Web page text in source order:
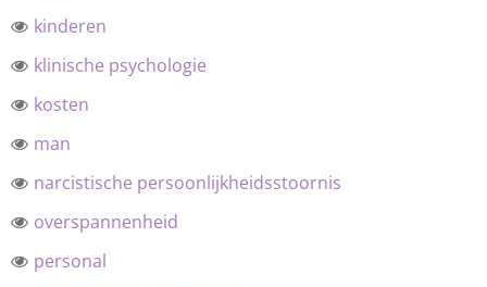
kinderen
klinische psychologie
kosten
man
narcistische persoonlijkheidsstoornis
overspannenheid
personal